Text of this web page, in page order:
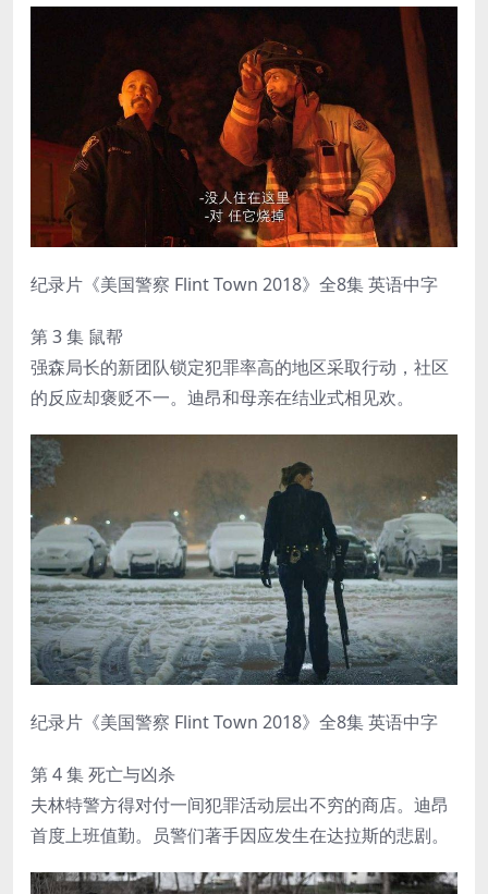
纪录片《美国警察 Flint Town 2018》全8集 英语中字
第 3 集 鼠帮
强森局长的新团队锁定犯罪率高的地区采取行动，社区
的反应却褒贬不一。迪昂和母亲在结业式相见欢。
纪录片《美国警察 Flint Town 2018》全8集 英语中字
第 4 集 死亡与凶杀
夫林特警方得对付一间犯罪活动层出不穷的商店。迪昂
首度上班值勤。员警们著手因应发生在达拉斯的悲剧。